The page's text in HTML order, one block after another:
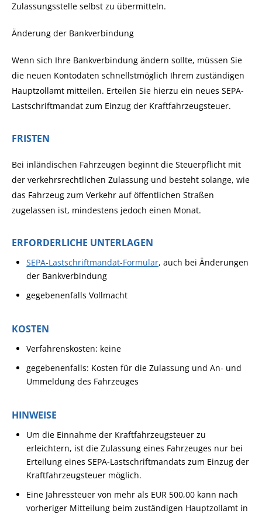
Zulassungsstelle selbst zu übermitteln.
Änderung der Bankverbindung
Wenn sich Ihre Bankverbindung ändern sollte, müssen Sie
die neuen Kontodaten schnellstmöglich Ihrem zuständigen
Hauptzollamt mitteilen. Erteilen Sie hierzu ein neues SEPA-
Lastschriftmandat zum Einzug der Kraftfahrzeugsteuer.
FRISTEN
Bei inländischen Fahrzeugen beginnt die Steuerpflicht mit
der verkehrsrechtlichen Zulassung und besteht solange, wie
das Fahrzeug zum Verkehr auf öffentlichen Straßen
zugelassen ist, mindestens jedoch einen Monat.
ERFORDERLICHE UNTERLAGEN
SEPA-Lastschriftmandat-Formular, auch bei Änderungen
der Bankverbindung
gegebenenfalls Vollmacht
KOSTEN
Verfahrenskosten: keine
gegebenenfalls: Kosten für die Zulassung und An- und
Ummeldung des Fahrzeuges
HINWEISE
Um die Einnahme der Kraftfahrzeugsteuer zu
erleichtern, ist die Zulassung eines Fahrzeuges nur bei
Erteilung eines SEPA-Lastschriftmandats zum Einzug der
Kraftfahrzeugsteuer möglich.
Eine Jahressteuer von mehr als EUR 500,00 kann nach
vorheriger Mitteilung beim zuständigen Hauptzollamt in